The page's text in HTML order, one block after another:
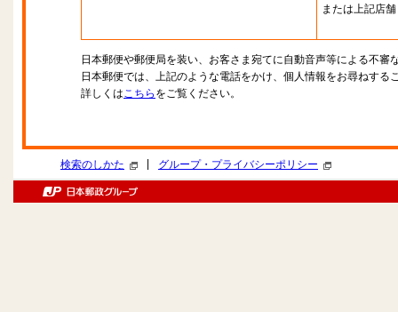
または上記店舗
日本郵便や郵便局を装い、お客さま宛てに自動音声等による不審
日本郵便では、上記のような電話をかけ、個人情報をお尋ねする
詳しくはこちら をご覧ください。
検索のしかた グループ・プライバシーポリシー